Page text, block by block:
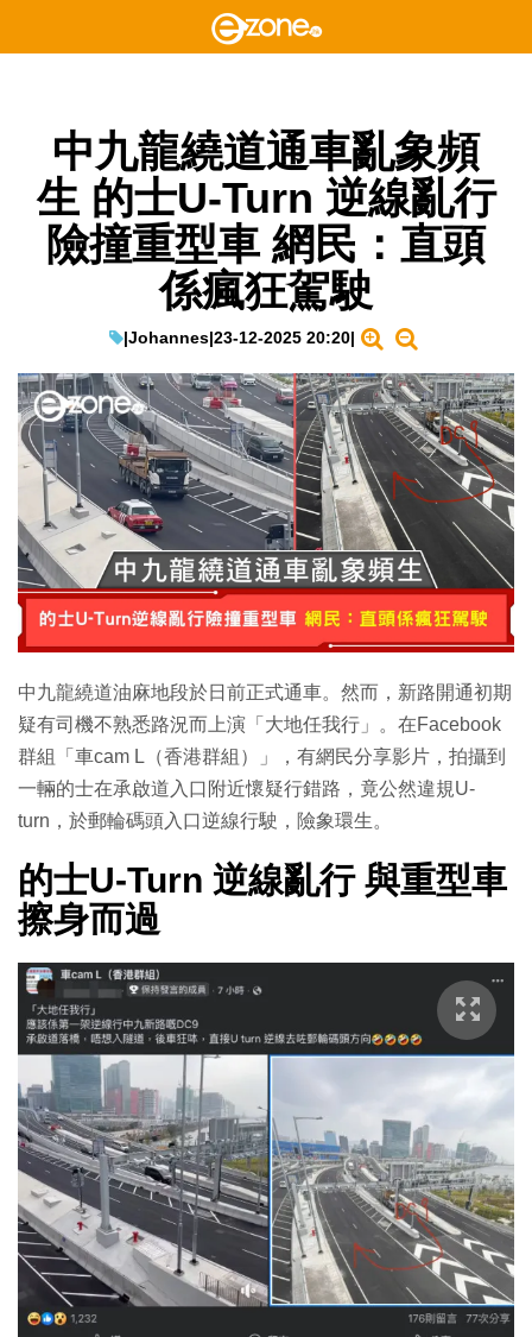
中九龍繞道通車亂象頻
生 的士U-Turn 逆線亂行
險撞重型車 網民：直頭
係瘋狂駕駛
|Johannes|23-12-2025 20:20|
中九龍繞道油麻地段於日前正式通車。然而，新路開通初期
疑有司機不熟悉路況而上演「大地任我行」。在Facebook
群組「車cam L（香港群組）」，有網民分享影片，拍攝到
一輛的士在承啟道入口附近懷疑行錯路，竟公然違規U-
turn，於郵輪碼頭入口逆線行駛，險象環生。
的士U-Turn 逆線亂行 與重型車
擦身而過